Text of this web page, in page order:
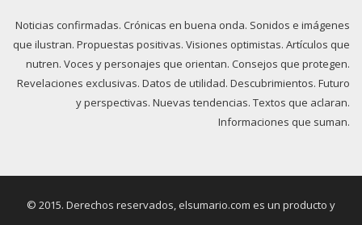
Noticias confirmadas. Crónicas en buena onda. Sonidos e imágenes
que ilustran. Propuestas positivas. Visiones optimistas. Artículos que
nutren. Voces y personajes que orientan. Consejos que protegen.
Revelaciones exclusivas. Datos de utilidad. Descubrimientos. Futuro
y perspectivas. Nuevas tendencias. Textos que aclaran.
Informaciones que suman.
© 2015. Derechos reservados, elsumario.com es un producto y